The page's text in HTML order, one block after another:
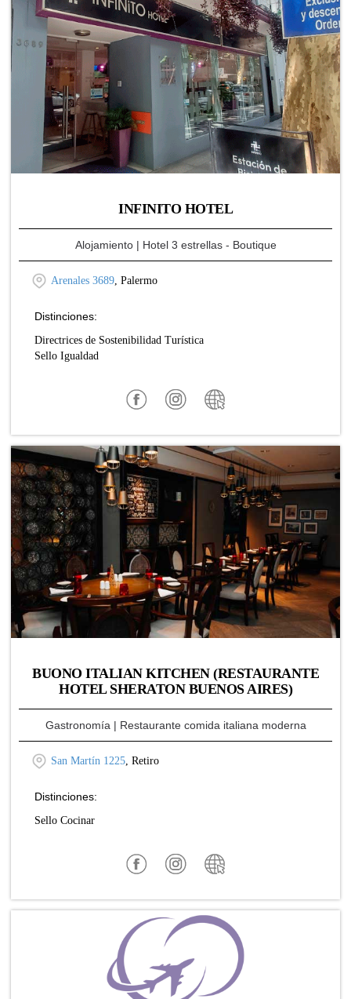
INFINITO HOTEL
Alojamiento | Hotel 3 estrellas - Boutique
Arenales 3689, Palermo
Distinciones:
Directrices de Sostenibilidad Turística
Sello Igualdad
BUONO ITALIAN KITCHEN (RESTAURANTE
HOTEL SHERATON BUENOS AIRES)
Gastronomía | Restaurante comida italiana moderna
San Martín 1225, Retiro
Distinciones:
Sello Cocinar